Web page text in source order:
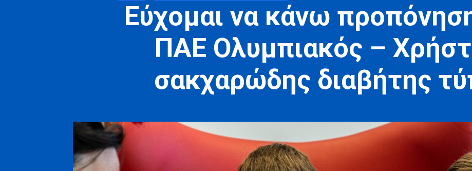
Εύχομαι να κάνω
ΠΑΕ Ολυμπιακός –
σακχαρώδης διαβήτης